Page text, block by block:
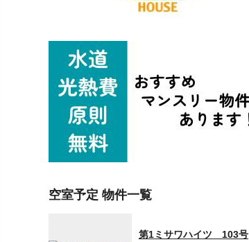
空室予定 物件一覧
第1ミサワハイツ 103号